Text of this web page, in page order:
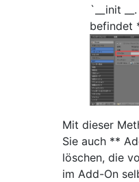
`__init
befindet
Mit dieser
Sie auch **
löschen, die
im Add-On